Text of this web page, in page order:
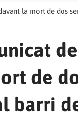
la mort de dos
de
barri